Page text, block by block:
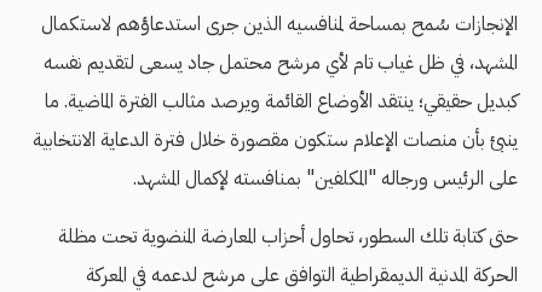
الإنجازات سُمح بمساحة لمنافسيه الذين جرى استدعاؤهم لاستكمال
المشهد، في ظل غياب تام لأي مرشح محتمل جاد يسعى لتقديم نفسه
كبديل حقيقي؛ ينتقد الأوضاع القائمة ويرصد مثالب الفترة الماضية. ما
ينبئ بأن منصات الإعلام ستكون مقصورة خلال فترة الدعاية الانتخابية
على الرئيس ورجاله "المكلفين" بمنافسته لإكمال المشهد.
حتى كتابة تلك السطور، تحاول أحزاب المعارضة المنضوية تحت مظلة
الحركة المدنية الديمقراطية التوافق على مرشح لدعمه في المعركة